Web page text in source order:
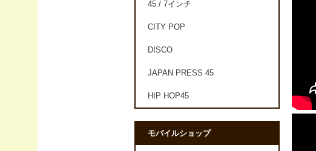
45 / 7インチ
CITY POP
DISCO
JAPAN PRESS 45
HIP HOP45
モバイルショップ